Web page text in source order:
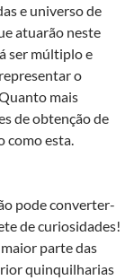
e universo de
atuarão neste
ser múltiplo e
o
mais
de obtenção de
como esta.
pode converter-
de curiosidades!
parte das
quinquilharias